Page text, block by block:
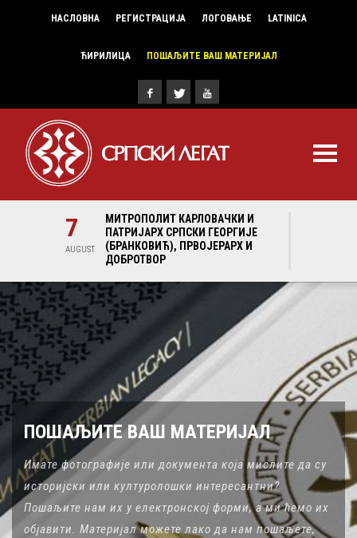
НАСЛОВНА РЕГИСТРАЦИЈА ЛОГОВАЊЕ LATINICA
ЋИРИЛИЦА ПОШАЉИТЕ ВАШ МАТЕРИЈАЛ
7
AUGUST
МИТРОПОЛИТ КАРЛОВАЧКИ И
ПАТРИЈАРХ СРПСКИ ГЕОРГИЈЕ
(БРАНКОВИЋ), ПРВОЈЕРАРХ И
ДОБРОТВОР
ПОШАЉИТЕ ВАШ МАТЕРИЈАЛ
Имате фотографије или документа која мислите да су
историјски или културолошки интересантни?
Пошаљите нам их у електронској форми, а ми ћемо их
објавити. Материјал можете лако да нам пошаљете,